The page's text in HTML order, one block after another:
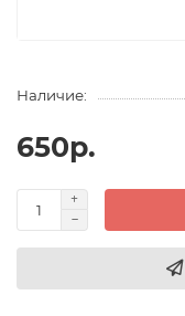
Наличие:
650р.